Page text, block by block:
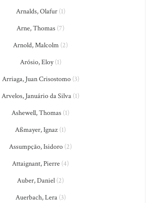
Arnalds, Olafur(1)
Arne, Thomas (7)
Arnold, Malcolm (2)
Arósio, Eloy(1)
Arriaga, Juan Crisostomo(3)
Arvelos, Januário da Silva (1)
Ashewell, Thomas (1)
Aßmayer, Ignaz (1)
Assumpção, Isidoro (2)
Attaignant, Pierre (4)
Auber, Daniel (2)
Auerbach, Lera(3)